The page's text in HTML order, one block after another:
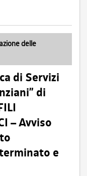
delle
di Servizi
di
– Avviso
e